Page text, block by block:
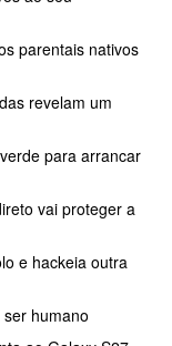
parentais nativos
revelam um
para arrancar
vai proteger a
e hackeia outra
humano